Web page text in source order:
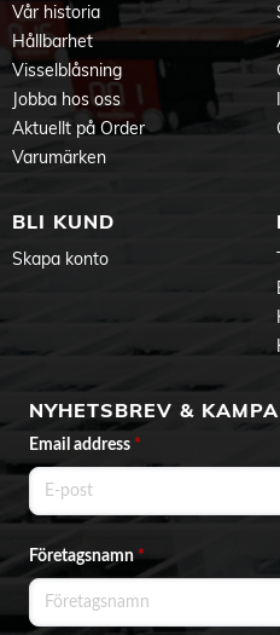
Vår historia
Hållbarhet
Visselblåsning
Jobba hos oss
Aktuellt på Order
Varumärken
BLI KUND
Skapa konto
NYHETSBREV &
Email address *
Företagsnamn*